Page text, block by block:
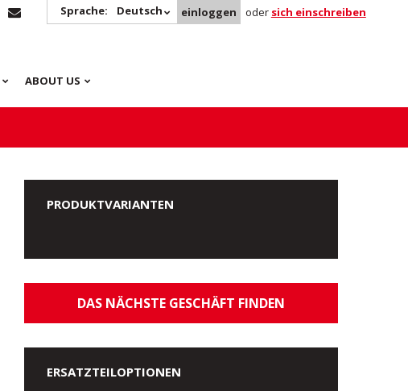
Sprache: Deutsch einloggen oder sich einschreiben
ABOUT US
PRODUKTVARIANTEN
DAS NÄCHSTE GESCHÄFT FINDEN
ERSATZTEILOPTIONEN